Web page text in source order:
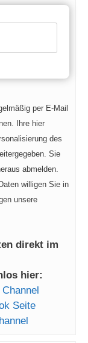
per E-Mail
Ihre hier
des
Sie
abmelden.
willigen Sie in
unsere
direkt im
hier:
Seite